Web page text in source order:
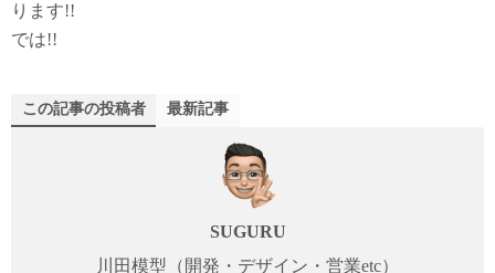
ります!!
では!!
この記事の投稿者 最新記事
SUGURU
川田模型（開発・デザイン・営業etc）